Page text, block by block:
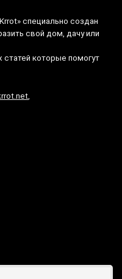
специально создан
свой дом, дачу или
статей которые помогут
,